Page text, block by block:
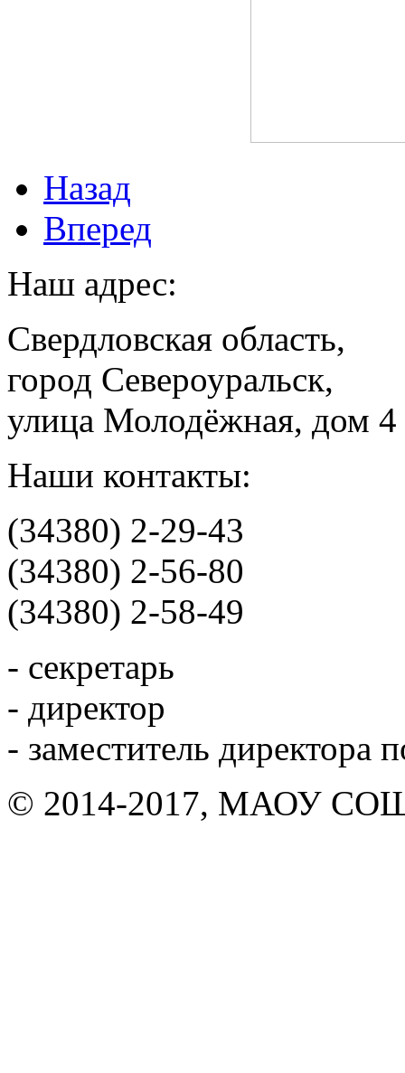
Назад
Вперед
Наш адрес:
Свердловская область,
город Североуральск,
улица Молодёжная, дом 4
Наши контакты:
(34380) 2-29-43
(34380) 2-56-80
(34380) 2-58-49
- секретарь
- директор
- заместитель директора
© 2014-2017, МАОУ СОШ